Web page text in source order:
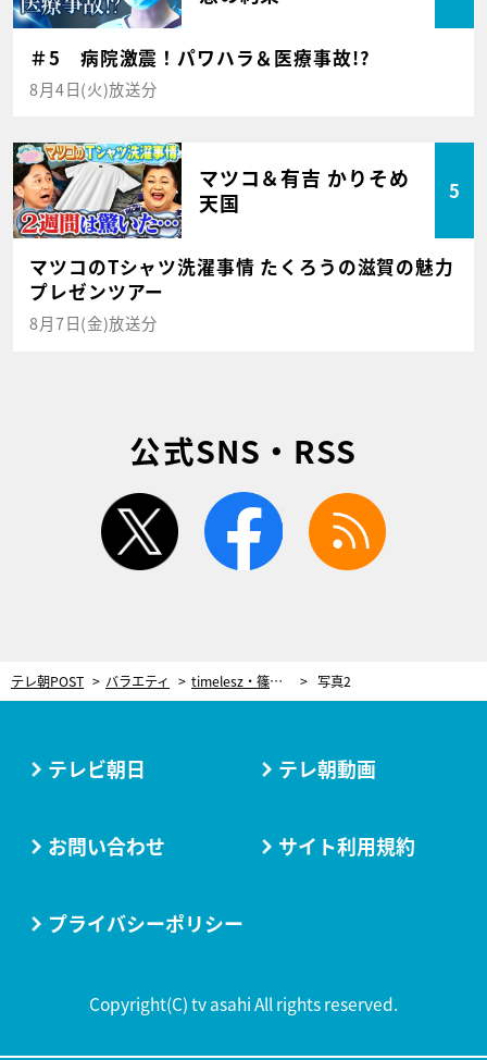
＃5 病院激震！パワハラ＆医療事故!?
8月4日(火)放送分
マツコ＆有吉 かりそめ
天国
5
マツコのTシャツ洗濯事情 たくろうの滋賀の魅力
プレゼンツアー
8月7日(金)放送分
公式SNS・RSS
twitter facebook
テレ朝POST バラエティ timelesz・篠塚大輝の“初冠番組”が誕生！「バラバラマンスリー」1月のラインナップ解禁 写真2
テレビ朝日 テレ朝動画
お問い合わせ サイト利用規約
プライバシーポリシー
Copyright(C) tv asahi All rights reserved.